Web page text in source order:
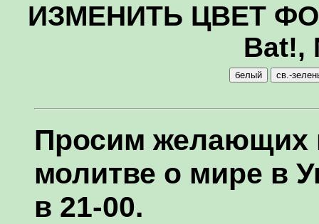
ИЗМЕНИТЬ ЦВЕТ
Bat!,
Просим желающих
молитве о мире в
в 21-00.